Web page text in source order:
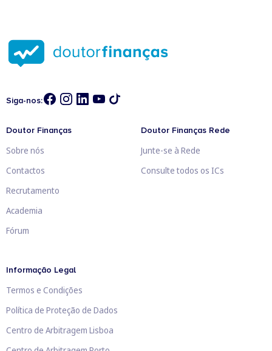
Siga-nos:
Doutor Finanças
Sobre nós
Contactos
Recrutamento
Academia
Fórum
Doutor Finanças Rede
Junte-se à Rede
Consulte todos os ICs
Informação Legal
Termos e Condições
Política de Proteção de Dados
Centro de Arbitragem Lisboa